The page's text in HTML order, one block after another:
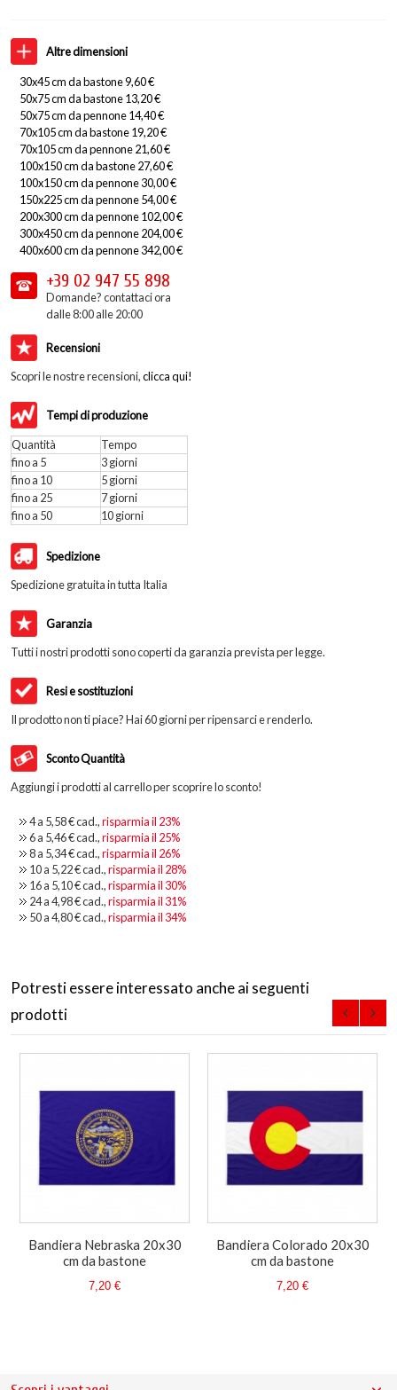
Altre dimensioni
30x45 cm da bastone 9,60 €
50x75 cm da bastone 13,20 €
50x75 cm da pennone 14,40 €
70x105 cm da bastone 19,20 €
70x105 cm da pennone 21,60 €
100x150 cm da bastone 27,60 €
100x150 cm da pennone 30,00 €
150x225 cm da pennone 54,00 €
200x300 cm da pennone 102,00 €
300x450 cm da pennone 204,00 €
400x600 cm da pennone 342,00 €
+39 02 947 55 898
Domande? contattaci ora
dalle 8:00 alle 20:00
Recensioni
Scopri le nostre recensioni,clicca qui!
Tempi di produzione
Quantità
Tempo
fino a 5
3 giorni
fino a 10
5 giorni
fino a 25
7 giorni
fino a 50
10 giorni
Spedizione
Spedizione gratuita in tutta Italia
Garanzia
Tutti i nostri prodotti sono coperti da garanzia prevista per legge.
Resi e sostituzioni
Il prodotto non ti piace? Hai 60 giorni per ripensarci e renderlo.
Sconto Quantità
Aggiungi i prodotti al carrello per scoprire lo sconto!
4 a 5,58 €cad.,risparmia il 23%
6 a 5,46 €cad.,risparmia il 25%
8 a 5,34 €cad.,risparmia il 26%
10 a 5,22 €cad.,risparmia il 28%
16 a 5,10 €cad.,risparmia il 30%
24 a4,98 €cad.,risparmia il 31%
50 a4,80 €cad.,risparmia il 34%
Potresti essere interessato anche ai seguenti
prodotti
Bandiera Nebraska 20x30
cm da bastone
7,20 €
Bandiera Colorado 20x30
cm da bastone
7,20 €